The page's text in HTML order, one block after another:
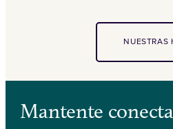
NUESTRAS
Mantente